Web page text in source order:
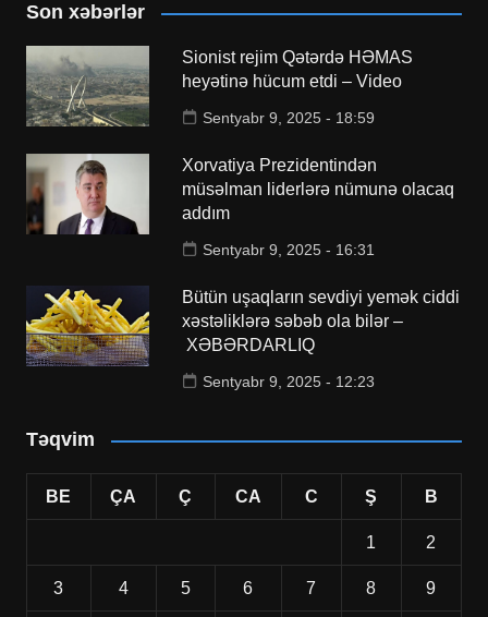
Son xəbərlər
Sionist rejim Qətərdə HƏMAS
heyətinə hücum etdi – Video
Sentyabr 9, 2025 - 18:59
Xorvatiya Prezidentindən
müsəlman liderlərə nümunə olacaq
addım
Sentyabr 9, 2025 - 16:31
Bütün uşaqların sevdiyi yemək ciddi
xəstəliklərə səbəb ola bilər –
XƏBƏRDARLIQ
Sentyabr 9, 2025 - 12:23
Təqvim
BE ÇA Ç CA C Ş B
1 2
3 4 5 6 7 8 9